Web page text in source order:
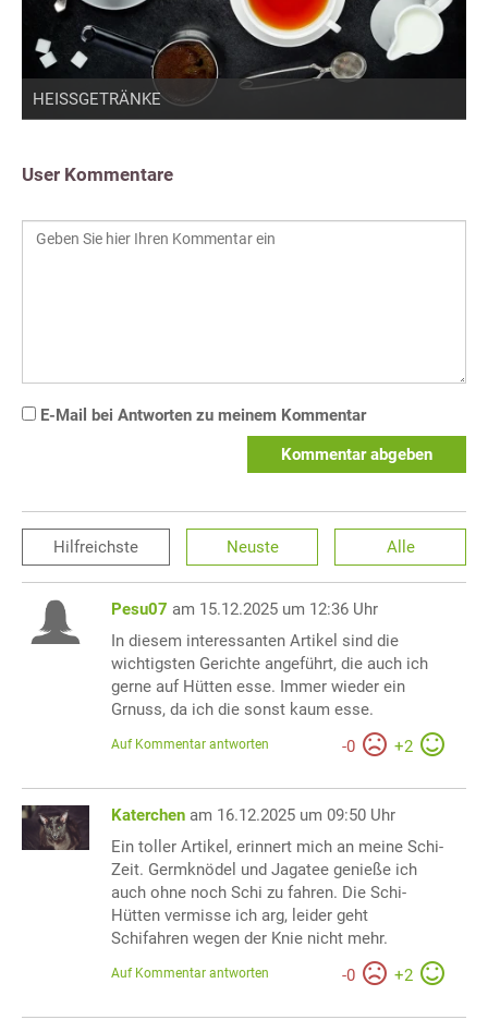
HEISSGETRÄNKE
User Kommentare
E-Mail bei Antworten zu meinem Kommentar
Kommentar abgeben
Hilfreichste Neuste Alle
Pesu07 am 15.12.2025 um 12:36 Uhr
In diesem interessanten Artikel sind die
wichtigsten Gerichte angeführt, die auch ich
gerne auf Hütten esse. Immer wieder ein
Grnuss, da ich die sonst kaum esse.
-0 +2
Auf Kommentar antworten
Katerchen am 16.12.2025 um 09:50 Uhr
Ein toller Artikel, erinnert mich an meine Schi-
Zeit. Germknödel und Jagatee genieße ich
auch ohne noch Schi zu fahren. Die Schi-
Hütten vermisse ich arg, leider geht
Schifahren wegen der Knie nicht mehr.
-0 +2
Auf Kommentar antworten